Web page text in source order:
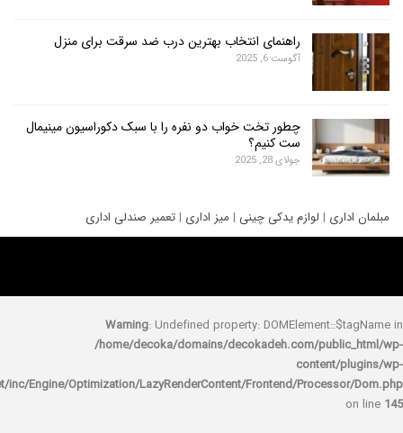
راهنمای انتخاب بهترین درب ضد سرقت برای منزل
آگوست 6, 2025
چطور تخت خواب دو نفره را با سبک دکوراسیون مینیمال
ست کنیم؟
جولای 28, 2025
|لوازم یدکی چینی|میز اداری| تعمیر صندلی اداری
Warning: Undefined property:
/home/decoka/domains/decokadeh.com/
rocket/inc/Engine/Optimization/LazyRenderContent/Frontend/